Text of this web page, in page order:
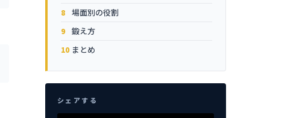
場面別の役割
鍛え方
まとめ
シェアする